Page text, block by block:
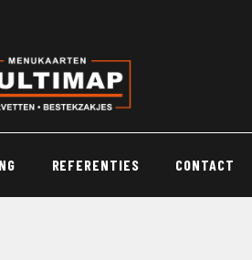
REFERENTIES CONTACT